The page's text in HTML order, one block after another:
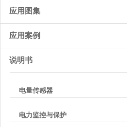
应用图集
应用案例
说明书
电量传感器
电力监控与保护